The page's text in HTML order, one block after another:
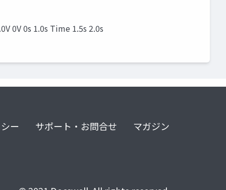
0V 0s 1.0s Time 1.5s 2.0s
ー サポート・お問合せ マガジン